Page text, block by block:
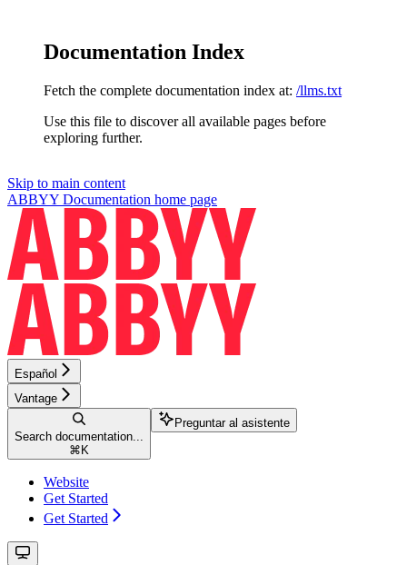
Documentation Index
Fetch the complete documentation index at: /llms.txt
Use this file to discover all available pages before
exploring further.
Skip to main content
ABBYY Documentation home page
Español
Vantage
Search documentation...
⌘ K
Preguntar al asistente
Website
Get Started
Get Started